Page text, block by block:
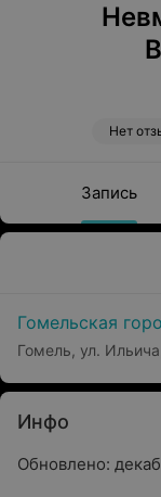
Нет
Запись
Гомельская
Гомель, ул.
Инфо
Обновлено: